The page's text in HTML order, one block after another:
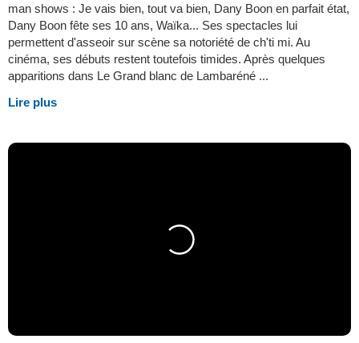
man shows : Je vais bien, tout va bien, Dany Boon en parfait état,
Dany Boon fête ses 10 ans, Waïka... Ses spectacles lui
permettent d'asseoir sur scène sa notoriété de ch'ti mi. Au
cinéma, ses débuts restent toutefois timides. Après quelques
apparitions dans Le Grand blanc de Lambaréné ...
Lire plus